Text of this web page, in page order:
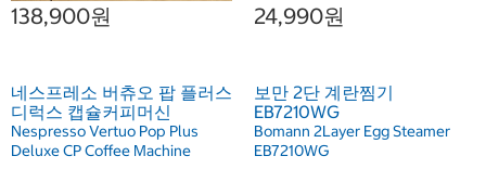
138,900원
네스프레소 버츄오 팝 플러스
디럭스 캡슐커피머신
Nespresso Vertuo Pop Plus
Deluxe CP Coffee Machine
24,990원
보만 2단 계란찜기
EB7210WG
Bomann 2Layer Egg Steamer
EB7210WG